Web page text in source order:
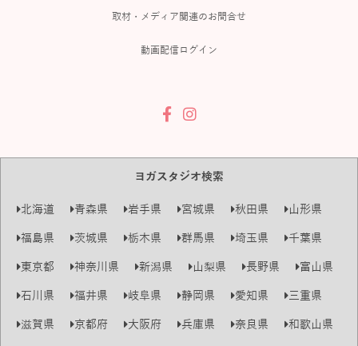
取材・メディア関連のお問合せ
動画配信ログイン
ヨガスタジオ検索
北海道 青森県 岩手県 宮城県 秋田県
山形県
福島県
茨城県 栃木県 群馬県 埼玉県
千葉県
東京都
神奈川県 新潟県 山梨県 長野県
富山県
石川県
福井県 岐阜県 静岡県 愛知県
三重県
滋賀県
京都府 大阪府 兵庫県 奈良県
和歌山県